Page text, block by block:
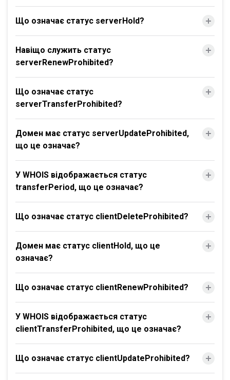
Що означає статус serverHold?
Навіщо служить статус
serverRenewProhibited?
Що означає статус
serverTransferProhibited?
Домен має статус serverUpdateProhibited,
що це означає?
У WHOIS відображається статус
transferPeriod, що це означає?
Що означає статус clientDeleteProhibited?
Домен має статус clientHold, що це
означає?
Що означає статус clientRenewProhibited?
У WHOIS відображається статус
clientTransferProhibited, що це означає?
Що означає статус clientUpdateProhibited?